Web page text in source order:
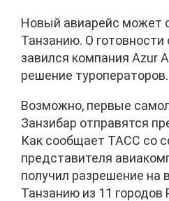
Новый авиарейс может
Танзанию. О
завился компания Azur
решение туроператоров.
Возможно, первые
Занзибар отправятся
Как сообщает ТАСС со
представителя
получил разрешение на
Танзанию из 11 городов